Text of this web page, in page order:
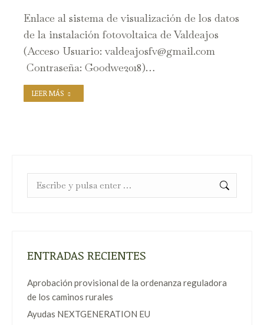
Enlace al sistema de visualización de los datos
de la instalación fotovoltaica de Valdeajos
(Acceso Usuario: valdeajosfv@gmail.com
Contraseña: Goodwe2018)…
LEER MÁS
Buscar:
ENTRADAS RECIENTES
Aprobación provisional de la ordenanza reguladora
de los caminos rurales
Ayudas NEXTGENERATION EU